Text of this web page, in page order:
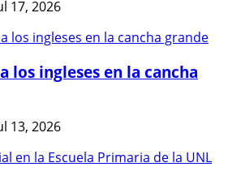
17, 2026
los ingleses en la cancha
13, 2026